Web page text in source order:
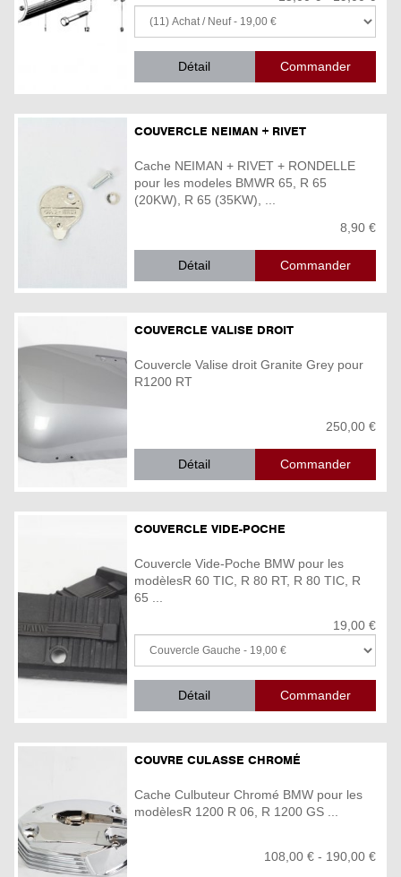
Détail
COUVERCLE NEIMAN + RIVET
Cache NEIMAN + RIVET + RONDELLE
pour les modeles BMWR 65, R 65
(20KW), R 65 (35KW), ...
8,90 €
Détail
COUVERCLE VALISE DROIT
Couvercle Valise droit Granite Grey pour
R1200 RT
250,00 €
Détail
COUVERCLE VIDE-POCHE
Couvercle Vide-Poche BMW pour les
modèlesR 60 TIC, R 80 RT, R 80 TIC, R
65 ...
19,00 €
Détail
COUVRE CULASSE CHROMÉ
Cache Culbuteur Chromé BMW pour les
modèlesR 1200 R 06, R 1200 GS ...
108,00 € - 190,00 €